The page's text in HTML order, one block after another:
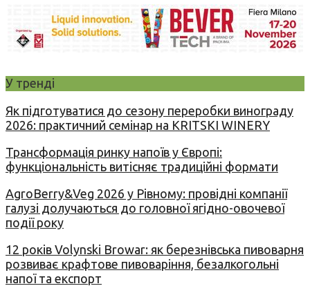
У тренді
Як підготуватися до сезону переробки винограду
2026: практичний семінар на KRITSKI WINERY
Трансформація ринку напоїв у Європі:
функціональність витісняє традиційні формати
AgroBerry&Veg 2026 у Рівному: провідні компанії
галузі долучаються до головної ягідно-овочевої
події року
12 років Volynski Browar: як березнівська пивоварня
розвиває крафтове пивоваріння, безалкогольні
напої та експорт